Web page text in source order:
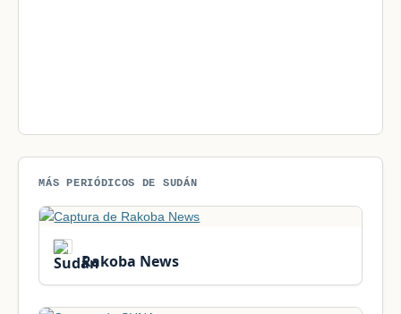
MÁS PERIÓDICOS DE SUDÁN
Rakoba News